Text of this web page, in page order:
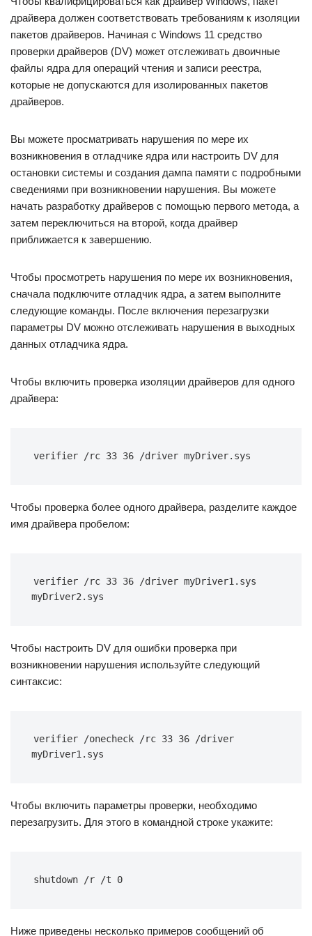
драйвера должен соответствовать требованиям к изоляции
пакетов драйверов. Начиная с Windows 11 средство
проверки драйверов (DV) может отслеживать двоичные
файлы ядра для операций чтения и записи реестра,
которые не допускаются для изолированных пакетов
драйверов.
Вы можете просматривать нарушения по мере их
возникновения в отладчике ядра или настроить DV для
остановки системы и создания дампа памяти с подробными
сведениями при возникновении нарушения. Вы можете
начать разработку драйверов с помощью первого метода, а
затем переключиться на второй, когда драйвер
приближается к завершению.
Чтобы просмотреть нарушения по мере их возникновения,
сначала подключите отладчик ядра, а затем выполните
следующие команды. После включения перезагрузки
параметры DV можно отслеживать нарушения в выходных
данных отладчика ядра.
Чтобы включить проверка изоляции драйверов для одного
драйвера:
verifier /rc 33 36 /driver myDriver.sys
Чтобы проверка более одного драйвера, разделите каждое
имя драйвера пробелом:
verifier /rc 33 36 /driver myDriver1.sys
myDriver2.sys
Чтобы настроить DV для ошибки проверка при
возникновении нарушения используйте следующий
синтаксис:
verifier /onecheck /rc 33 36 /driver
myDriver1.sys
Чтобы включить параметры проверки, необходимо
перезагрузить. Для этого в командной строке укажите:
shutdown /r /t 0
Ниже приведены несколько примеров сообщений об